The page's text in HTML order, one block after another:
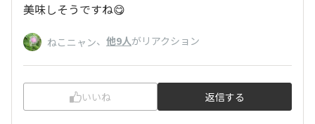
美味しそうですね😋
ねこニャン、 他9人がリアクション
いいね 返信する